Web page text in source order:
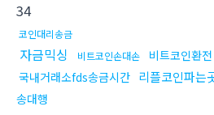
34
코인대리송금
자금믹싱 비트코인손대손 비트코인환전
국내거래소fds송금시간 리플코인파는
송대행